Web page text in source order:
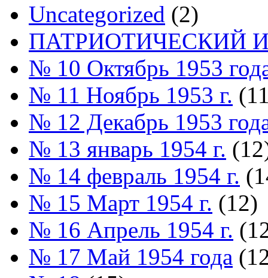
Uncategorized (2)
ПАТРИОТИЧЕСКИЙ
№ 10 Октябрь 1953
№ 11 Ноябрь 1953 г.
№ 12 Декабрь 1953
№ 13 январь 1954 г.
№ 14 февраль 1954 г.
№ 15 Март 1954 г. (12)
№ 16 Апрель 1954 г.
№ 17 Май 1954 года